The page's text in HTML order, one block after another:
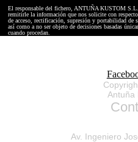
El responsable del fichero, ANTUÑA KUSTOM
remitirle la información que nos solicite con
de acceso, rectificación, supresión y portabilidad
así como a no ser objeto de decisiones basadas
cuando procedan.
Antuña
Av. Ingeniero